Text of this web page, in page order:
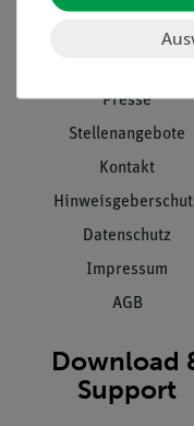
Unternehmen
Presse
Stellenangebote
Kontakt
Datenschutz
Impressum
AGB
Download
Support